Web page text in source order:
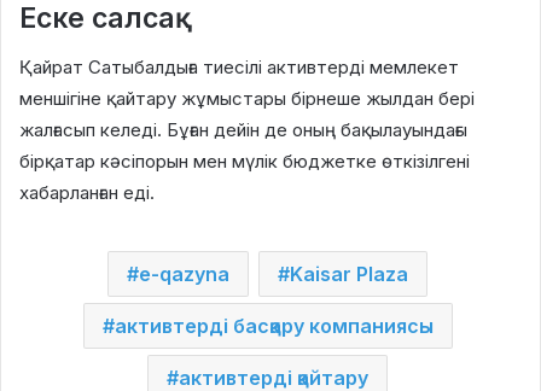
Еске салсақ
Қайрат Сатыбалдыға тиесілі активтерді мемлекет
меншігіне қайтару жұмыстары бірнеше жылдан бері
жалғасып келеді. Бұған дейін де оның бақылауындағы
бірқатар кәсіпорын мен мүлік бюджетке өткізілгені
хабарланған еді.
e-qazyna Kaisar Plaza
активтерді басқару компаниясы
активтерді қайтару